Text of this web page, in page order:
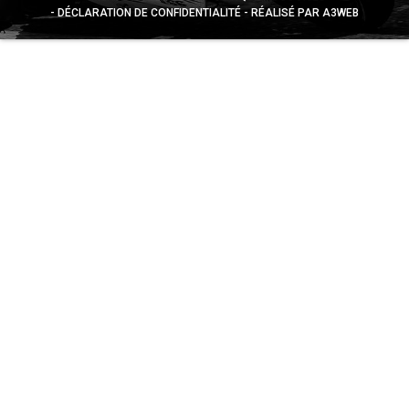
DÉCLARATION DE CONFIDENTIALITÉ
RÉALISÉ PAR A3WEB